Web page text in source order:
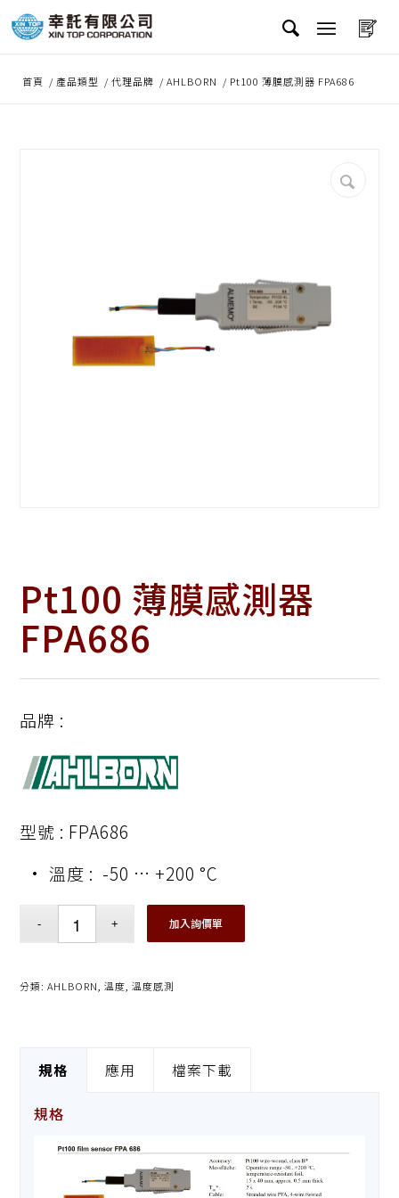
首頁 / 產品類型 / 代理品牌 / AHLBORN / Pt100 薄膜感測器 FPA686
Pt100 薄膜感測器
FPA686
品牌 :
型號 : FPA686
• 溫度 : -50 … +200 °C
加入詢價單
分類:AHLBORN ,溫度 ,溫度感測
規格 應用 檔案下載
規格